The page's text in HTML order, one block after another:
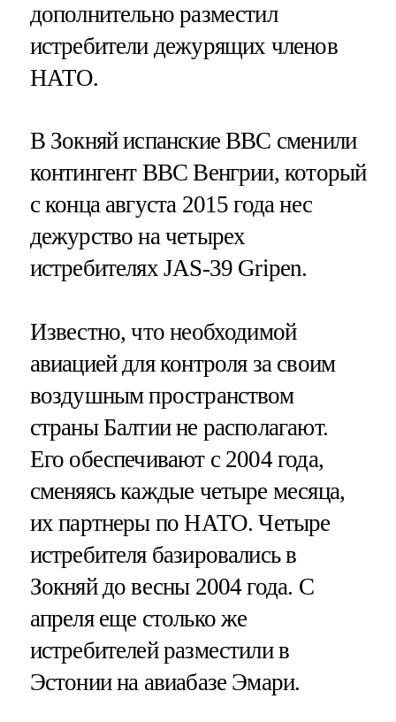
дополнительно разместил
истребители дежурящих членов
НАТО.
В Зокняй испанские ВВС сменили
контингент ВВС Венгрии, который
с конца августа 2015 года нес
дежурство на четырех
истребителях JAS-39 Gripen.
Известно, что необходимой
авиацией для контроля за своим
воздушным пространством
страны Балтии не располагают.
Его обеспечивают с 2004 года,
сменяясь каждые четыре месяца,
их партнеры по НАТО. Четыре
истребителя базировались в
Зокняй до весны 2004 года. С
апреля еще столько же
истребителей разместили в
Эстонии на авиабазе Эмари.